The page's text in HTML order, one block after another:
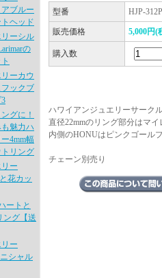
ブルー
ヘッド
ーシル
の
ーカウ
ックブ
グに！
魅力ハ
4mm幅
リング
ー
花カッ
ートと
ング【送
ー
シャル
型番 HJP-
販売価格 5,000円(
購入数
ハワイアンジュエリーサーク
直径22mmのリング部分はマ
内側のHONUはピンクゴール
チェーン別売り